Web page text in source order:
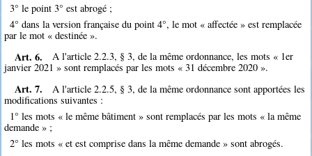
3° le point 3° est abrogé ;
4° dans la version française du point 4°, le mot « affectée » est remplacée
par le mot « destinée ».
Art. 6.
A l'article 2.2.3, § 3, de la même ordonnance, les mots « 1er
janvier 2021 » sont remplacés par les mots « 31 décembre 2020 ».
Art. 7.
A l'article 2.2.5, § 3, de la même ordonnance sont apportées les
modifications suivantes :
1° les mots « le même bâtiment » sont remplacés par les mots « la même
demande » ;
2° les mots « et est comprise dans la même demande » sont abrogés.